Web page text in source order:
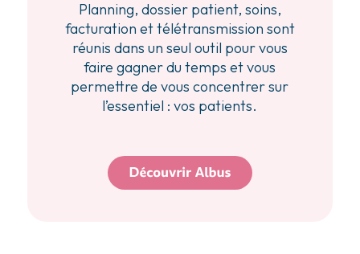
Planning, dossier patient, soins,
facturation et télétransmission sont
réunis dans un seul outil pour vous
faire gagner du temps et vous
permettre de vous concentrer sur
l’essentiel : vos patients.